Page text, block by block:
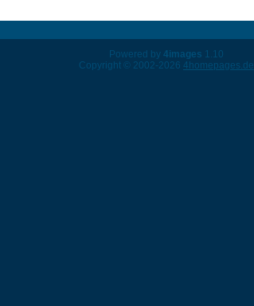
Powered by 4images 1.10
Copyright © 2002-2026 4homepages.de